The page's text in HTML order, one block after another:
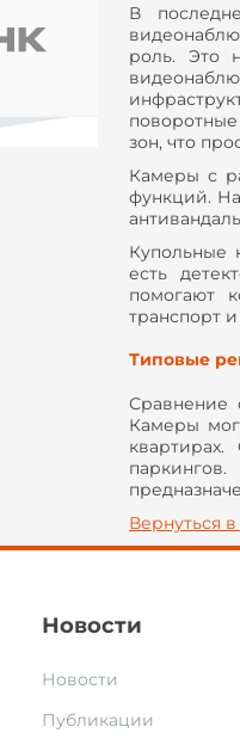
В
роль. Это
зон, что
Камеры с
функций.
Купольные
есть
помогают
транспорт
Типовые
Сравнение
Камеры
Вернуться
Новости
Новости
Публикации